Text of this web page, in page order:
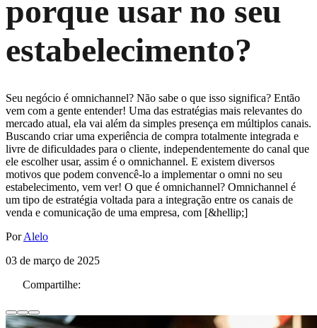
porque usar no seu
estabelecimento?
Seu negócio é omnichannel? Não sabe o que isso significa? Então
vem com a gente entender! Uma das estratégias mais relevantes do
mercado atual, ela vai além da simples presença em múltiplos canais.
Buscando criar uma experiência de compra totalmente integrada e
livre de dificuldades para o cliente, independentemente do canal que
ele escolher usar, assim é o omnichannel. E existem diversos
motivos que podem convencê-lo a implementar o omni no seu
estabelecimento, vem ver! O que é omnichannel? Omnichannel é
um tipo de estratégia voltada para a integração entre os canais de
venda e comunicação de uma empresa, com [&hellip;]
PorAlelo
03 de março de 2025
Compartilhe: